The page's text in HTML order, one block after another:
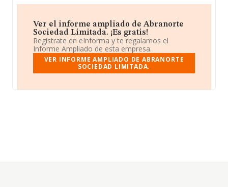
Ver el informe ampliado de Abranorte
Sociedad Limitada. ¡Es gratis!
Regístrate en eInforma y te regalamos el
Informe Ampliado de esta empresa.
VER INFORME AMPLIADO DE ABRANORTE
SOCIEDAD LIMITADA.